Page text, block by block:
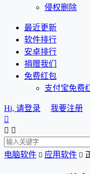
侵权删除
最近更新
软件排行
安卓排行
捐赠我们
免费红包
支付宝免费
Hi, 请登录 我要注册

 
电脑软件  应用软件 